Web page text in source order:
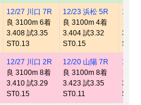
12/27 川口 7R
良 3100m 6着
3.408 試3.35
ST0.13
12/23 浜松 5R
良 3100m 4着
3.404 試3.32
ST0.15
12/
12/27 川口 2R
良 3100m 8着
3.410 試3.29
ST0.15
12/20 山陽 7R
良 3100m 8着
3.423 試3.35
ST0.11
12/